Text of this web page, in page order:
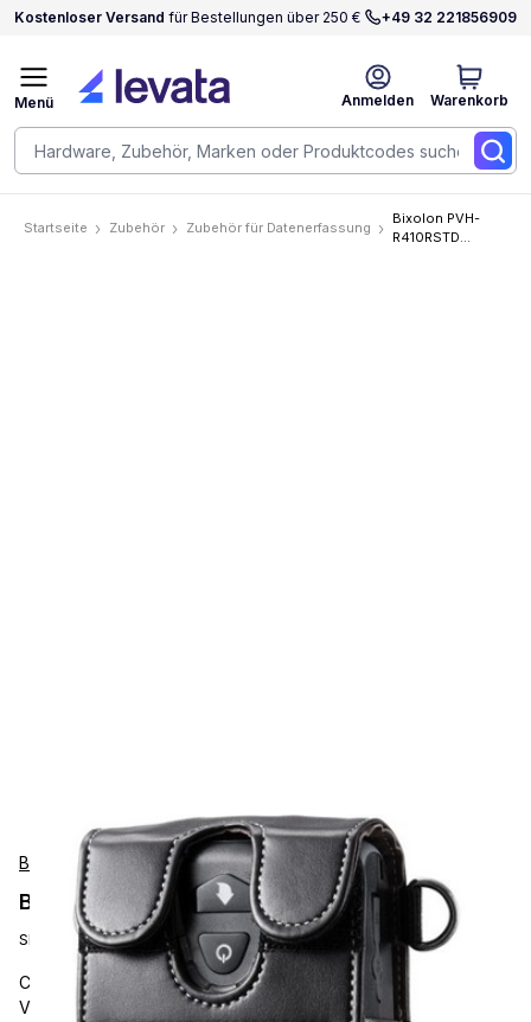
Kostenloser Versand für Bestellungen über 250 € +49 32 221856909
Anmelden Warenkorb
Menü
Startseite Zubehör Zubehör für Datenerfassung
Bixolon PVH-
R410RSTD
Bixolon
Bixolon PVH-R410RSTD Accessories
SKU: PVH-R410R/STD
Carrying and Protective Accessories, Bixolon, RAM Mount
Vehicle Holder, Compatible With SPP-R410, L410